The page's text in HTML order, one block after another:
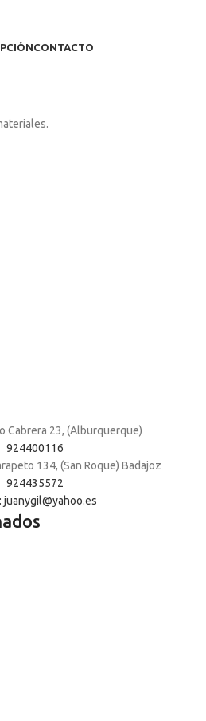
CONTACTO
Cabrera 23, (Alburquerque)
924400116
134, (San Roque) Badajoz
924435572
juanygil@yahoo.es